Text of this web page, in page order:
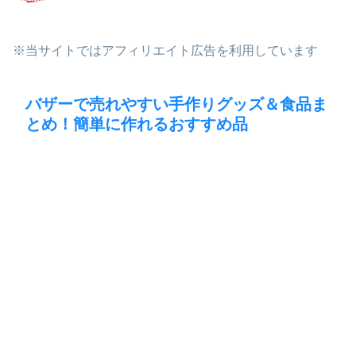
※当サイトではアフィリエイト広告を利用しています
バザーで売れやすい手作りグッズ＆食品ま
とめ！簡単に作れるおすすめ品